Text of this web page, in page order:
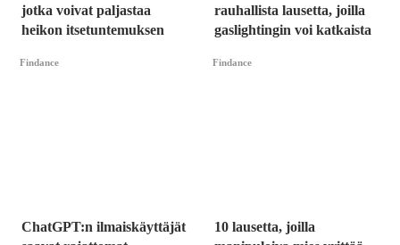
jotka voivat paljastaa
heikon itsetuntemuksen
Findance
rauhallista lausetta, joilla
gaslightingin voi katkaista
Findance
ChatGPT:n ilmaiskäyttäjät
10 lausetta, joilla